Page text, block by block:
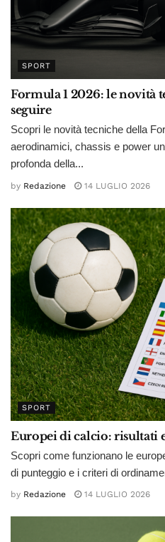
SPORT
Formula 1 2026: le novità
seguire
Scopri le novità tecniche della
aerodinamici, chassis e power
profonda della...
by Redazione 14 LUGLIO 2026
SPORT
Europei di calcio: risultati
Scopri come funzionano le
di punteggio e i criteri di
by Redazione 14 LUGLIO 2026